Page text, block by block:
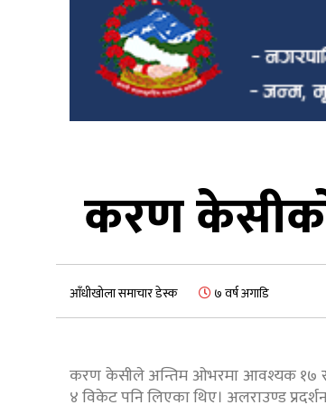
करण केसीको
आँधीखोला समाचार डेस्क ७ वर्ष अगाडि
करण केसीले अन्तिम ओभरमा आवश्यक १७
४ विकेट पनि लिएका थिए। अलराउण्ड